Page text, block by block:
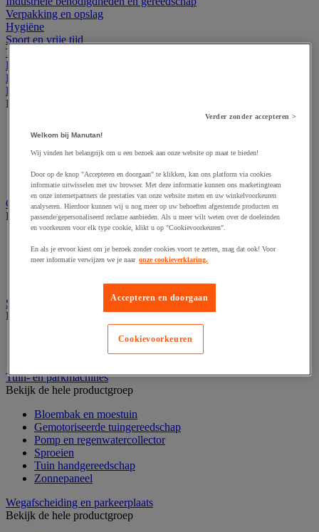
Verpakking en opslag
Hygiëne
Sport en vrije tijd
Terrein
Kantoor
Horeca
Buitenmeubilair
Bekijk de hele productgroep
Stedelijk meubilair
Tent en podium
Tuinhuis
Gevelvlaggen
Bekijk de hele productgroep
Reclame vlag
Vlaggenmast
Stedelijke overkapping
Bekijk de hele productgroep
Overkapping multifunctioneel en voor tweewielers
Rookoverkapping
Tuin- en parkmachines
Bekijk de hele productgroep
Bloembak en moestuin
Gemotoriseerde tuingereedschap
Pomp en regenwatercollector
Sproeien
Tuin handgereedschap
Zonnepaneel
Wegafscheiding en parkeerplaats
Bekijk de hele productgroep
Verder zonder accepteren >
Welkom bij Manutan!
Wij vinden het belangrijk om u een bezoek aan onze website op maat te bieden!
Door op de knop "Accepteren en doorgaan" te klikken, kan ons platform via cookies
informatie uitwisselen met uw browser. Met deze informatie kunnen ons marketingteam
en onze internetpartners de prestaties van onze website meten en uw winkelvoorkeuren
analyseren. Hierdoor kunnen wij u nog meer op uw behoeften afgestemde producten en
passende/gepersonaliseerd reclame aanbieden. Als u meer wilt weten over de doeleinden
en voorkeuren voor elk type cookie, klikt u op "Cookievoorkeuren".
En als je ervoor kiest om je bezoek zonder cookies voort te zetten, mag dat ook! Voor
meer informatie verwijzen we je naar onze cookieverklaring.
Accepteren en doorgaan
Cookievoorkeuren